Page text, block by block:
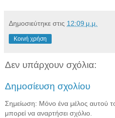
Δημοσιεύτηκε στις 12:09 μ.μ.
Κοινή χρήση
Δεν υπάρχουν σχόλια:
Δημοσίευση σχολίου
Σημείωση: Μόνο ένα μέλος αυτού
μπορεί να αναρτήσει σχόλιο.